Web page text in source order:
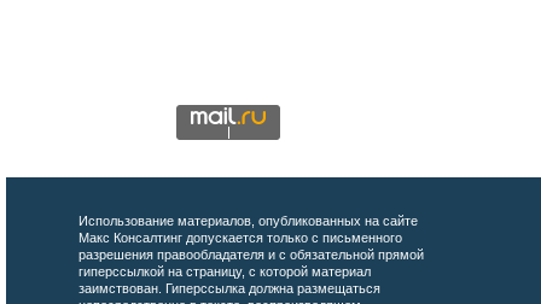
Использование материалов, опубликованных на сайте
Макс Консалтинг допускается только с письменного
разрешения правообладателя и с обязательной прямой
гиперссылкой на страницу, с которой материал
заимствован. Гиперссылка должна размещаться